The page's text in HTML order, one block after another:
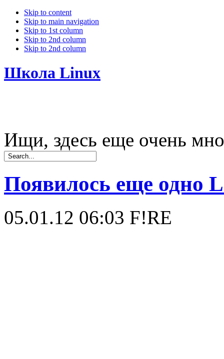
Skip to content
Skip to main navigation
Skip to 1st column
Skip to 2nd column
Skip to 2nd column
Школа Linux
Ищи, здесь еще очень
Появилось еще одно
05.01.12 06:03 F!RE